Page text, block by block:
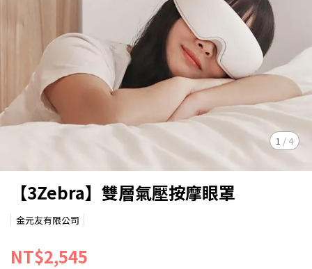
1 / 4
【3Zebra】雙層氣壓按摩眼罩
金元友有限公司
NT$2,545